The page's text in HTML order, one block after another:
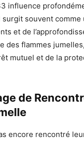
influence
surgit souvent comme
et de
des flammes
mutuel et de la
de
encore rencontré